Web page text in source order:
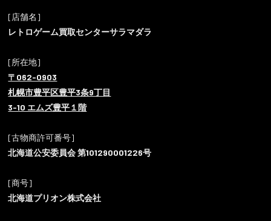
[店舗名]
レトロゲーム買取センターサラマダラ
[所在地]
〒062-0903
札幌市豊平区豊平3条9丁目
3-10 エムズ豊平１階
[古物商許可番号]
北海道公安委員会 第101290001226号
[商号]
北海道プリオン株式会社